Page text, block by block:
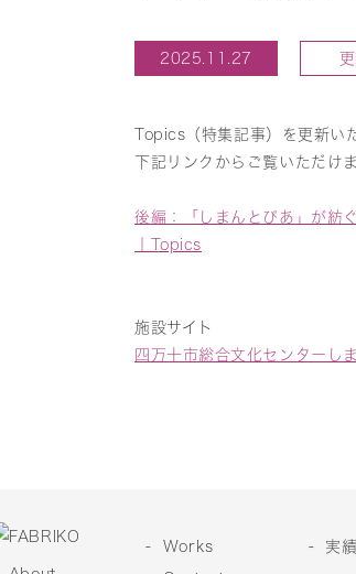
2025.11.27
Topics（特集記事）を更新い
下記リンクからご覧いただけま
後編：「しまんとぴあ」が紡
｜Topics
施設サイト
四万十市総合文化センターし
Works
実